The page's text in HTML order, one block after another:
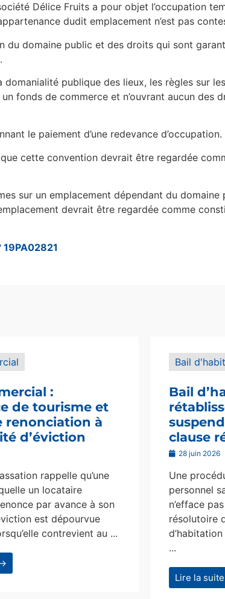
Délice Fruits a pour objet l’occupation
dudit emplacement n’est pas
domaine public et des droits qui sont
publique des lieux, les règles sur
fonds de commerce et n’ouvrant aucun des
le paiement d’une redevance d’occupation.
cette convention devrait être regardée
sur un emplacement dépendant du domaine
devrait être regardée comme
:
de tourisme et
renonciation à
d’éviction
rappelle qu’une
un locataire
par avance à son
est dépourvue
contrevient au ...
Bail
Bail
clause
28 juin 2026
Une
personnel
n’efface
résolutoire
...
Lire la